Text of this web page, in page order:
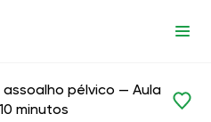
pélvico — Aula
minutos